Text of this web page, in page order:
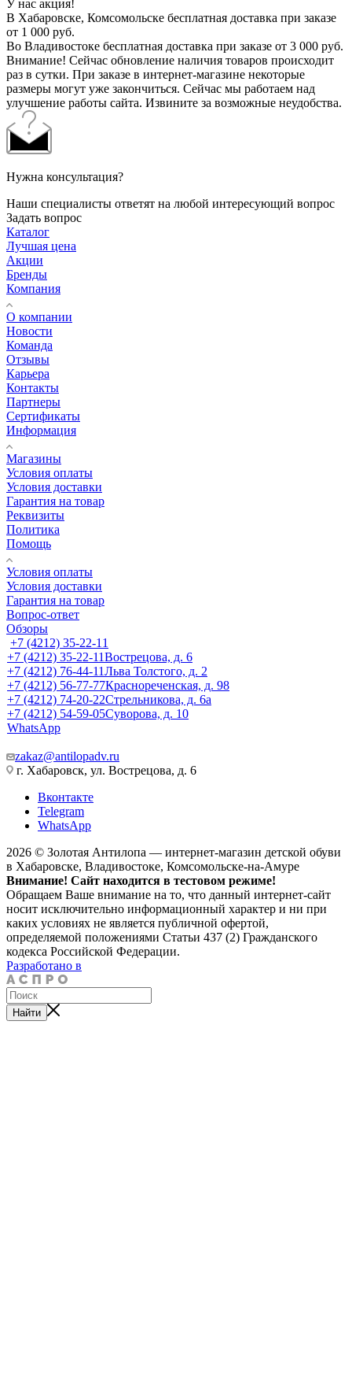
У нас акция!
В Хабаровске, Комсомольске бесплатная доставка при заказе
от 1 000 руб.
Во Владивостоке бесплатная доставка при заказе от 3 000 руб.
Внимание! Сейчас обновление наличия товаров происходит
раз в сутки. При заказе в интернет-магазине некоторые
размеры могут уже закончиться. Сейчас мы работаем над
улучшение работы сайта. Извините за возможные неудобства.
Нужна консультация?
Наши специалисты ответят на любой интересующий вопрос
Задать вопрос
Каталог
Лучшая цена
Акции
Бренды
Компания
О компании
Новости
Команда
Отзывы
Карьера
Контакты
Партнеры
Сертификаты
Информация
Магазины
Условия оплаты
Условия доставки
Гарантия на товар
Реквизиты
Политика
Помощь
Условия оплаты
Условия доставки
Гарантия на товар
Вопрос-ответ
Обзоры
+7 (4212) 35-22-11
+7 (4212) 35-22-11Вострецова, д. 6
+7 (4212) 76-44-11Льва Толстого, д. 2
+7 (4212) 56-77-77Краснореченская, д. 98
+7 (4212) 74-20-22Стрельникова, д. 6а
+7 (4212) 54-59-05Суворова, д. 10
WhatsApp
zakaz@antilopadv.ru
г. Хабаровск, ул. Вострецова, д. 6
Вконтакте
Telegram
WhatsApp
2026 © Золотая Антилопа — интернет-магазин детской обуви
в Хабаровске, Владивостоке, Комсомольске-на-Амуре
Внимание! Сайт находится в тестовом режиме!
Обращаем Ваше внимание на то, что данный интернет-сайт
носит исключительно информационный характер и ни при
каких условиях не является публичной офертой,
определяемой положениями Статьи 437 (2) Гражданского
кодекса Российской Федерации.
Разработано в
Найти